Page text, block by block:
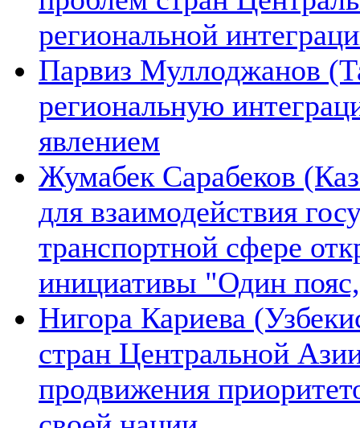
региональной
Парвиз Муллоджанов
региональную
явлением
Жумабек Сарабеков
для взаимодействия
транспортной сфере
инициативы "Один
Нигора Кариева
стран Центральной
продвижения